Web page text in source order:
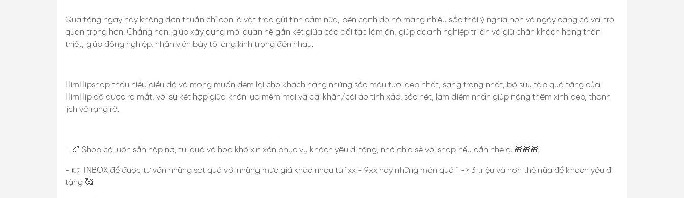
Quà tặng ngày nay không đơn thuần chỉ còn là vật trao gửi tình cảm nữa, bên cạnh đó nó mang nhiều sắc thái ý nghĩa hơn và ngày càng có vai trò
quan trọng hơn. Chẳng hạn: giúp xây dựng mối quan hệ gắn kết giữa các đối tác làm ăn, giúp doanh nghiệp tri ân và giữ chân khách hàng thân
thiết, giúp đồng nghiệp, nhân viên bày tỏ lòng kính trọng đến nhau.
HimHipshop thấu hiểu điều đó và mong muốn đem lại cho khách hàng những sắc màu tươi đẹp nhất, sang trọng nhất, bộ sưu tập quà tặng của
HimHip đã được ra mắt, với sự kết hợp giữa khăn lụa mềm mại và cài khăn/cài áo tinh xảo, sắc nét, làm điểm nhấn giúp nàng thêm xinh đẹp, thanh
lịch và rạng rỡ.
- 🍂 Shop có luôn sẵn hộp nơ, túi quà và hoa khô xịn xắn phục vụ khách yêu đi tặng, nhớ chia sẻ với shop nếu cần nhé ạ. 🎁🎁🎁
- 👉 INBOX để được tư vấn những set quà với những mức giá khác nhau từ 1xx - 9xx hay những món quà 1 -> 3 triệu và hơn thế nữa để khách yêu đi
tặng 🥰